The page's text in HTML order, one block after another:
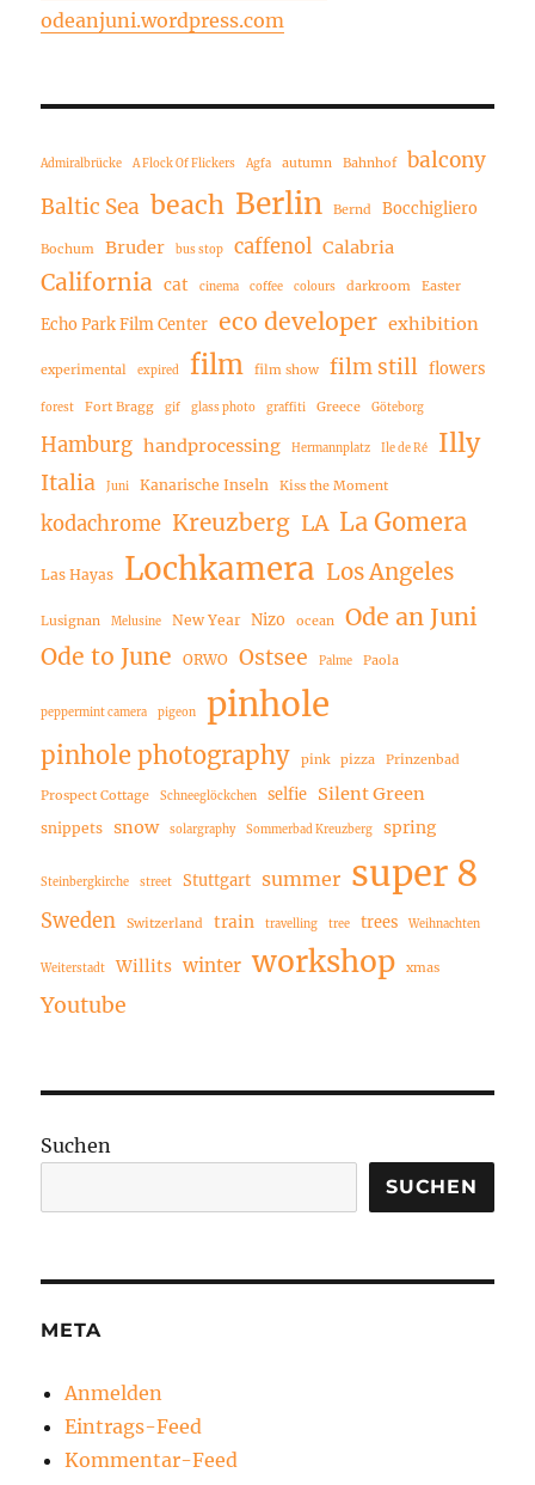
odeanjuni.wordpress.com
Admiralbrücke A Flock Of Flickers Agfa autumn Bahnhof
balcony
Baltic Sea beach Berlin Bernd Bocchigliero
Bochum Bruder bus stop caffenol Calabria
California cat cinema coffee colours darkroom Easter
Echo Park Film Center eco developer exhibition
experimental expired film film show film still flowers
forest Fort Bragg gif glass photo graffiti Greece Göteborg
Hamburg handprocessing Hermannplatz Ile de Ré Illy
Italia Juni Kanarische Inseln Kiss the Moment
kodachrome Kreuzberg LA La Gomera
Las Hayas Lochkamera Los Angeles
Lusignan Melusine New Year Nizo ocean
Ode an Juni
Ode to June
ORWO Ostsee Palme Paola
peppermint camera pigeon pinhole
pinhole photography pink pizza Prinzenbad
Prospect Cottage Schneeglöckchen selfie Silent Green
snippets snow solargraphy Sommerbad Kreuzberg spring
Steinbergkirche street Stuttgart summer super 8
Sweden Switzerland train travelling tree trees Weihnachten
Weiterstadt Willits winter workshop xmas
Youtube
Suchen
SUCHEN
META
Anmelden
Eintrags-Feed
Kommentar-Feed